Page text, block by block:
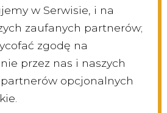
w Serwisie, i na
zaufanych partnerów;
zgodę na
przez nas i naszych
opcjonalnych